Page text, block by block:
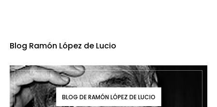
Blog Ramón López de Lucio
BLOG DE RAMÓN LÓPEZ DE LUCIO